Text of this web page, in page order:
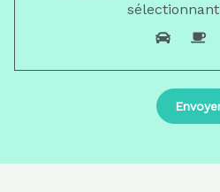
sélectionnant